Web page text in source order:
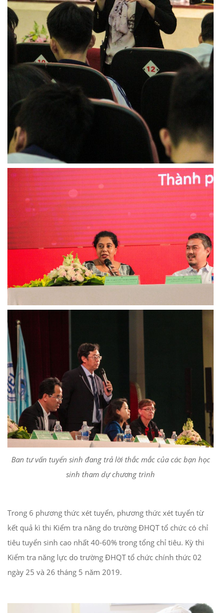
Ban tư vấn tuyển sinh đang trả lời thắc mắc của các bạn học
sinh tham dự chương trình
Trong 6 phương thức xét tuyển, phương thức xét tuyển từ
kết quả kì thi Kiểm tra năng do trường ĐHQT tổ chức có chỉ
tiêu tuyển sinh cao nhất 40-60% trong tổng chỉ tiêu. Kỳ thi
Kiểm tra năng lực do trường ĐHQT tổ chức chính thức 02
ngày 25 và 26 tháng 5 năm 2019.